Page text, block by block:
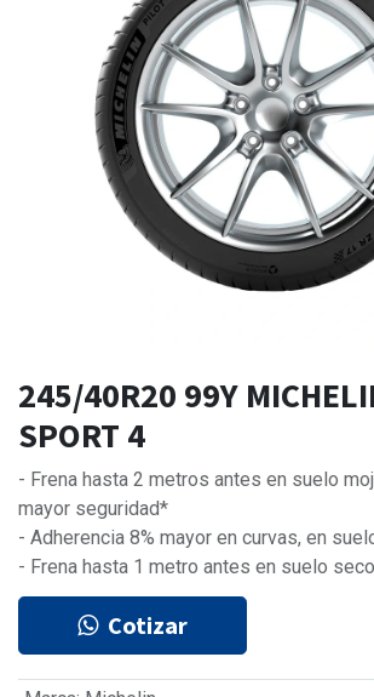
245/40R20 99Y
SPORT 4
- Frena hasta 2 metros antes en suelo
mayor seguridad*
- Adherencia 8% mayor en curvas, en
- Frena hasta 1 metro antes en suelo
Cotizar